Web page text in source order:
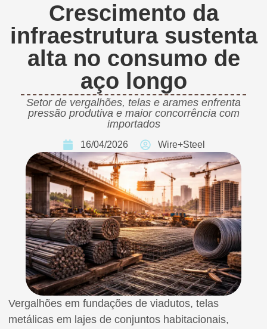
Crescimento da
infraestrutura sustenta
alta no consumo de
aço longo
Setor de vergalhões, telas e arames enfrenta
pressão produtiva e maior concorrência com
importados
16/04/2026 Wire+Steel
Vergalhões em fundações de viadutos, telas
metálicas em lajes de conjuntos habitacionais,